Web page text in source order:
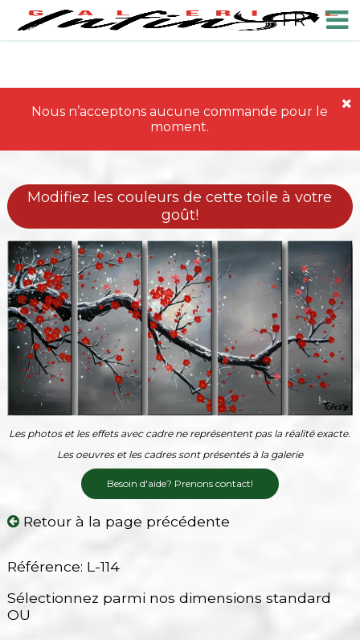
FR
Nous n’acceptons aucune commande pour le
moment.
Modifiez les couleurs de cette toile à votre
goût!
Les photos et les effets avec cadre ne représentent pas la réalité exacte.
Les oeuvres et les cadres sont présentés à la galerie
Besoin d'aide? Prenons contact!
Retour à la page précédente
Référence: L-114
Sélectionnez parmi nos dimensions standard
OU